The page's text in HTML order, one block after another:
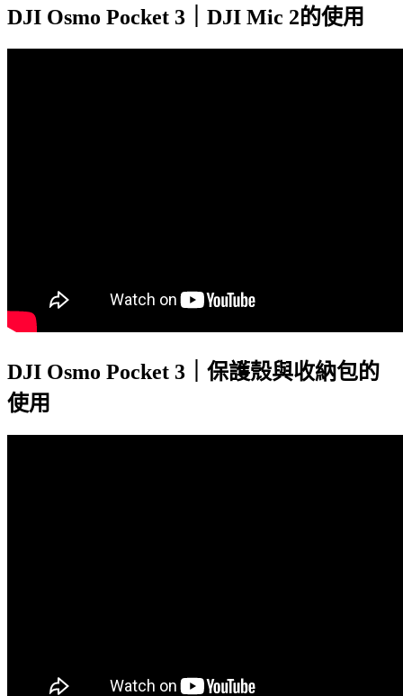
DJI Osmo Pocket 3｜DJI Mic 2的使用
DJI Osmo Pocket 3｜保護殼與收納包的
使用